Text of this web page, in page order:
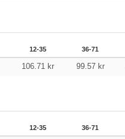
12-35 36-71
106.71 kr 99.57 kr
12-35 36-71